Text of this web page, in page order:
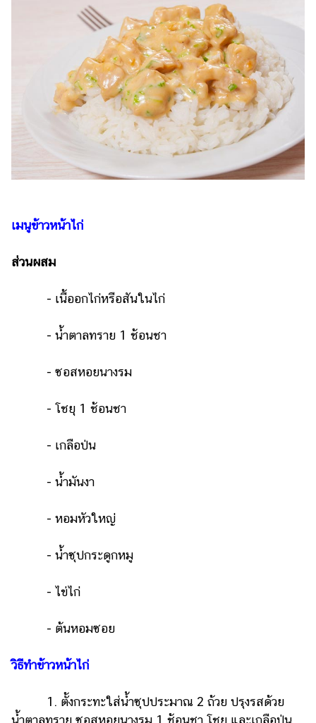
เมนูข้าวหน้าไก่
ส่วนผสม
- เนื้ออกไก่หรือสันในไก่
- น้ำตาลทราย 1 ช้อนชา
- ซอสหอยนางรม
- โชยุ 1 ช้อนชา
- เกลือป่น
- น้ำมันงา
- หอมหัวใหญ่
- น้ำซุปกระดูกหมู
- ไข่ไก่
- ต้นหอมซอย
วิธีทำข้าวหน้าไก่
1. ตั้งกระทะใส่น้ำซุปประมาณ 2 ถ้วย ปรุงรสด้วย
น้ำตาลทราย ซอสหอยนางรม 1 ช้อนชา โชยุ และเกลือป่น